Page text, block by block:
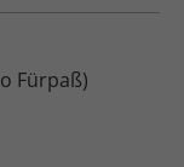
Fürpaß)